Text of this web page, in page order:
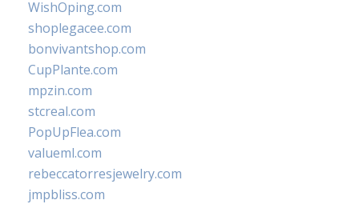
WishOping.com
shoplegacee.com
bonvivantshop.com
CupPlante.com
mpzin.com
stcreal.com
PopUpFlea.com
valueml.com
rebeccatorresjewelry.com
jmpbliss.com